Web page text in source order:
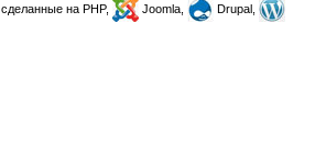
, сделанные на PHP, Joomla,
Drupal,